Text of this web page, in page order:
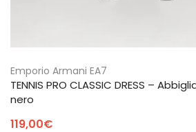
Emporio Armani EA7
TENNIS PRO CLASSIC DRESS –
nero
119,00€